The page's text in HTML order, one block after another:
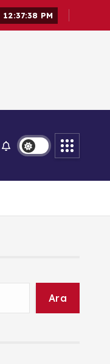
12:37:39 PM
Ara